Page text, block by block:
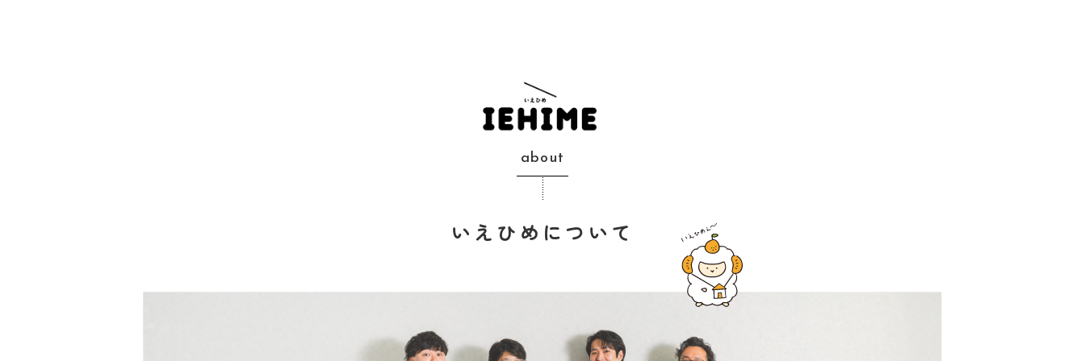
about
いえひめについて